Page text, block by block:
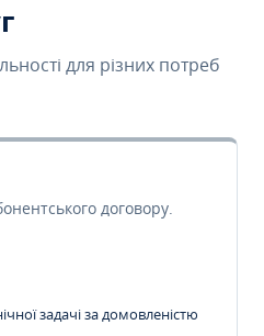
для різних потреб
договору.
задачі за домовленістю